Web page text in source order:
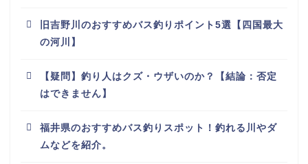
旧吉野川のおすすめバス釣りポイント5選【四国最大
の河川】
【疑問】釣り人はクズ・ウザいのか？【結論：否定
はできません】
福井県のおすすめバス釣りスポット！釣れる川やダ
ムなどを紹介。